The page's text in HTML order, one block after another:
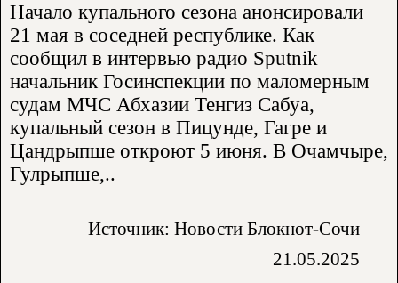
Начало купального сезона анонсировали
21 мая в соседней республике. Как
сообщил в интервью радио Sputnik
начальник Госинспекции по маломерным
судам МЧС Абхазии Тенгиз Сабуа,
купальный сезон в Пицунде, Гагре и
Цандрыпше откроют 5 июня. В Очамчыре,
Гулрыпше,..
Источник: Новости Блокнот-Сочи
21.05.2025